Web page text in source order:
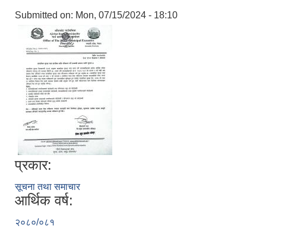
Submitted on: Mon, 07/15/2024 - 18:10
प्रकार:
सूचना तथा समाचार
आर्थिक वर्ष:
२०८०/०८१